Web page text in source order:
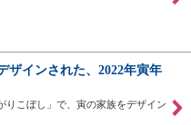
ザインされた、2022年寅年
りこぼし」で、寅の家族をデザイン